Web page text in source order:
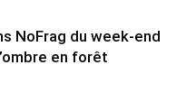
NoFrag du week-end
en forêt